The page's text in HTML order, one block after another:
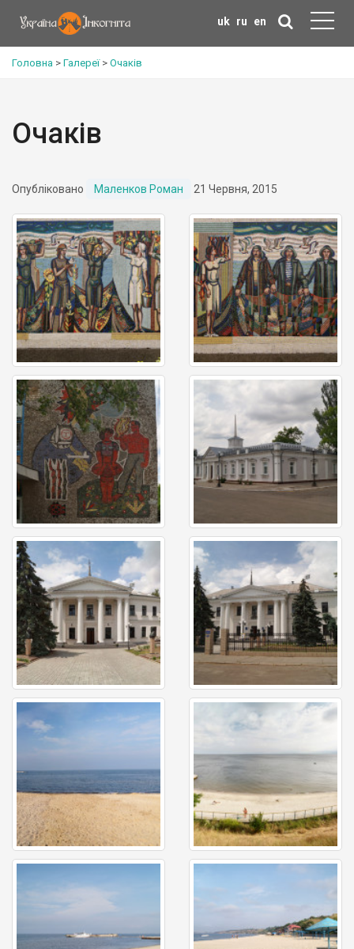
uk ru en
Головна > Галереї> Очаків
Очаків
Опубліковано Маленков Роман 21 Червня, 2015